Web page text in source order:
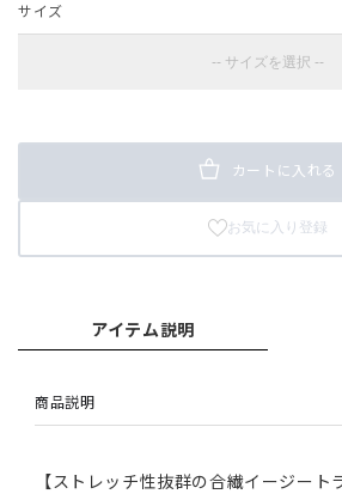
サイズ
カートに入れる
お気に入り登録
アイテム説明
商品説明
【ストレッチ性抜群の合繊イージート